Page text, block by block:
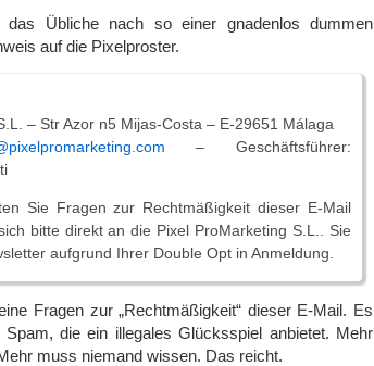
Übliche nach so einer gnadenlos dummen
auf die Pixelproster.
– Str Azor n5 Mijas-Costa – E-29651 Málaga
– Geschäftsführer:
Sie Fragen zur Rechtmäßigkeit dieser E-Mail
bitte direkt an die Pixel ProMarketing S.L.. Sie
aufgrund Ihrer Double Opt in Anmeldung.
Fragen zur „Rechtmäßigkeit“ dieser E-Mail. Es
die ein illegales Glücksspiel anbietet. Mehr
muss niemand wissen. Das reicht.